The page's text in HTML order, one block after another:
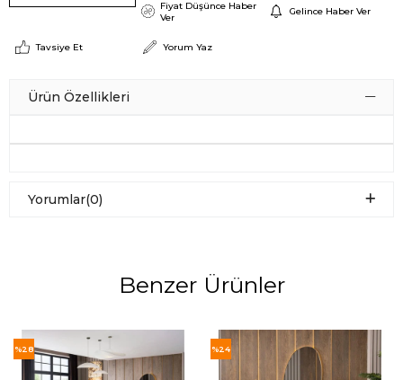
Fiyat Düşünce Haber
Ver
Gelince Haber Ver
Tavsiye Et Yorum Yaz
Ürün Özellikleri
Yorumlar(0)
Benzer Ürünler
%28 %24